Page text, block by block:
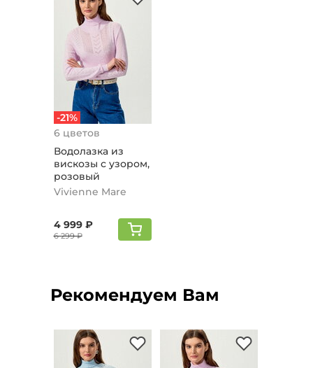
-21%
6 цветов
Водолазка из
вискозы с узором,
розовый
Vivienne Mare
4 999 ₽
6 299 ₽
Рекомендуем Вам